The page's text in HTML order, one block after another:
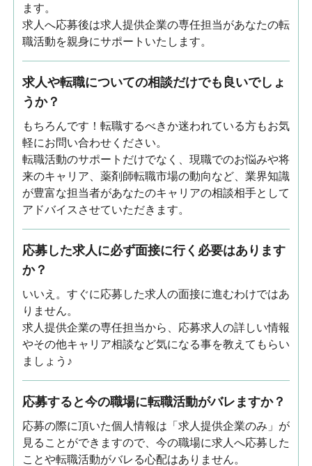
ます。
求人へ応募後は求人提供企業の専任担当があなたの転
職活動を親身にサポートいたします。
求人や転職についての相談だけでも良いでしょ
うか？
もちろんです！転職するべきか迷われている方もお気
軽にお問い合わせください。
転職活動のサポートだけでなく、現職でのお悩みや将
来のキャリア、薬剤師転職市場の動向など、業界知識
が豊富な担当者があなたのキャリアの相談相手として
アドバイスさせていただきます。
応募した求人に必ず面接に行く必要はあります
か？
いいえ。すぐに応募した求人の面接に進むわけではあ
りません。
求人提供企業の専任担当から、応募求人の詳しい情報
やその他キャリア相談など気になる事を教えてもらい
ましょう♪
応募すると今の職場に転職活動がバレますか？
応募の際に頂いた個人情報は「求人提供企業のみ」が
見ることができますので、今の職場に求人へ応募した
ことや転職活動がバレる心配はありません。